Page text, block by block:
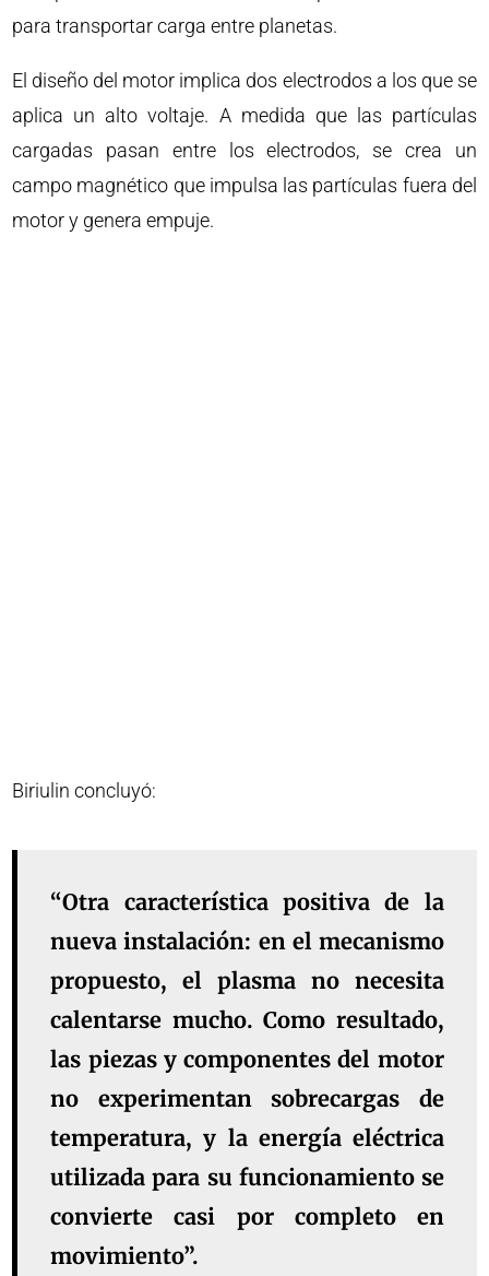
para transportar carga entre planetas.
El diseño del motor implica dos electrodos a los que se
aplica un alto voltaje. A medida que las partículas
cargadas pasan entre los electrodos, se crea un
campo magnético que impulsa las partículas fuera del
motor y genera empuje.
Biriulin concluyó:
“Otra característica positiva de la
nueva instalación: en el mecanismo
propuesto, el plasma no necesita
calentarse mucho. Como resultado,
las piezas y componentes del motor
no experimentan sobrecargas de
temperatura, y la energía eléctrica
utilizada para su funcionamiento se
convierte casi por completo en
movimiento”.